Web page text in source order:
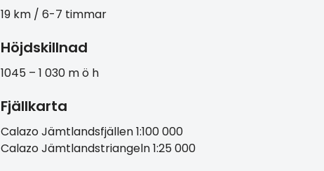
19 km / 6-7 timmar
Höjdskillnad
1045 – 1 030 m ö h
Fjällkarta
Calazo Jämtlandsfjällen 1:100 000
Calazo Jämtlandstriangeln 1:25 000